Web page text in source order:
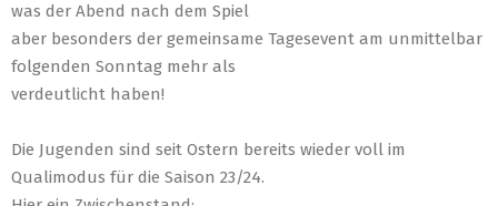
was der Abend nach dem Spiel
aber besonders der gemeinsame Tagesevent am unmittelbar
folgenden Sonntag mehr als
verdeutlicht haben!
Die Jugenden sind seit Ostern bereits wieder voll im
Qualimodus für die Saison 23/24.